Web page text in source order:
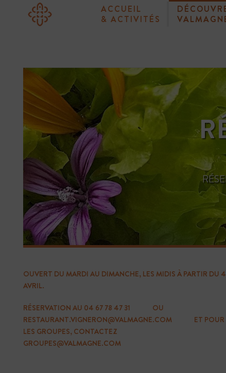
ACCUEIL
& ACTIVITÉS
ACHETER
VOTRE BILLET
BILLETERIE
OUVERT DU MARDI AU DIMANCHE, LES MIDIS À PARTIR DU 4
AVRIL.
RÉSERVATION AU 04 67 78 47 31
OU
RESTAURANT.VIGNERON@VALMAGNE.COM
ET POUR
LES GROUPES, CONTACTEZ
GROUPES@VALMAGNE.COM